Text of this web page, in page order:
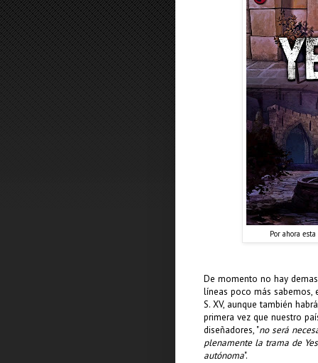
Por ahora
De momento no hay
líneas poco más sabemos,
S. XV, aunque también
primera vez que nuestro
diseñadores, "no será
plenamente la trama de
autónoma".